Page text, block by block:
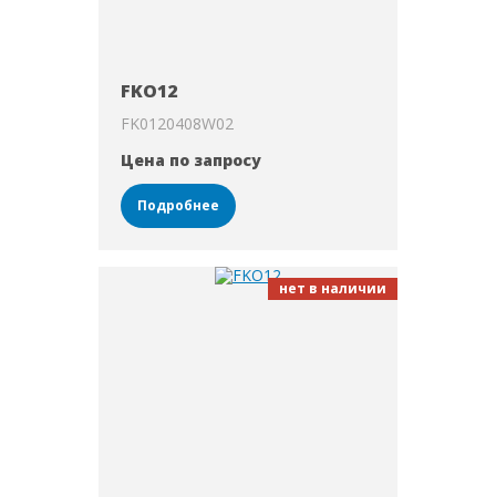
FKO12
FK0120408W02
Цена по запросу
Подробнее
нет в наличии